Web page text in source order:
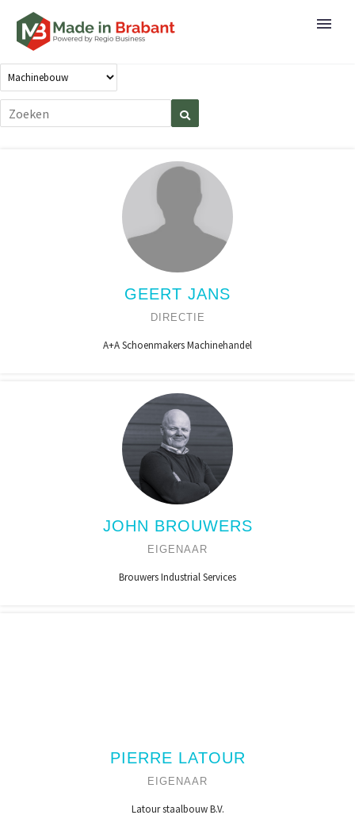
GEERT JANS
DIRECTIE
A+A Schoenmakers Machinehandel
JOHN BROUWERS
EIGENAAR
Brouwers Industrial Services
PIERRE LATOUR
EIGENAAR
Latour staalbouw B.V.